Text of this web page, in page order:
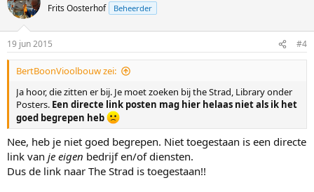
Frits Oosterhof Beheerder
19 jun 2015 #4
BertBoonVioolbouw zei:
Ja hoor, die zitten er bij. Je moet zoeken bij the Strad, Library onder
Posters. Een directe link posten mag hier helaas niet als ik het
goed begrepen heb
Nee, heb je niet goed begrepen. Niet toegestaan is een directe
link van je eigen bedrijf en/of diensten.
Dus de link naar The Strad is toegestaan!!